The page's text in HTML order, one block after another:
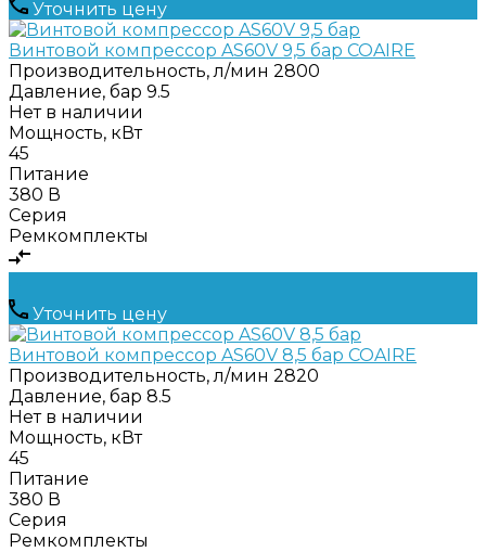
Уточнить цену
Винтовой компрессор AS60V 9,5 бар COAIRE
Производительность, л/мин 2800
Давление, бар 9.5
Нет в наличии
Мощность, кВт
45
Питание
380 В
Серия
Ремкомплекты
Уточнить цену
Винтовой компрессор AS60V 8,5 бар COAIRE
Производительность, л/мин 2820
Давление, бар 8.5
Нет в наличии
Мощность, кВт
45
Питание
380 В
Серия
Ремкомплекты